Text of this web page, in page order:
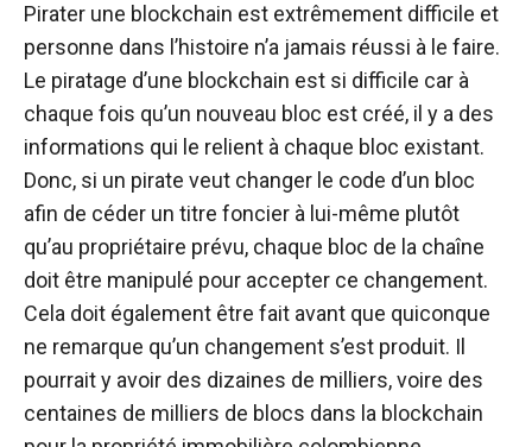
Pirater une blockchain est extrêmement difficile et
personne dans l’histoire n’a jamais réussi à le faire.
Le piratage d’une blockchain est si difficile car à
chaque fois qu’un nouveau bloc est créé, il y a des
informations qui le relient à chaque bloc existant.
Donc, si un pirate veut changer le code d’un bloc
afin de céder un titre foncier à lui-même plutôt
qu’au propriétaire prévu, chaque bloc de la chaîne
doit être manipulé pour accepter ce changement.
Cela doit également être fait avant que quiconque
ne remarque qu’un changement s’est produit. Il
pourrait y avoir des dizaines de milliers, voire des
centaines de milliers de blocs dans la blockchain